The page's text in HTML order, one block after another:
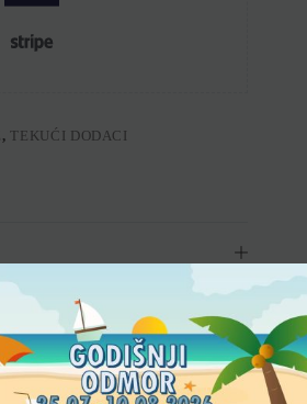
,TEKUĆI DODACI